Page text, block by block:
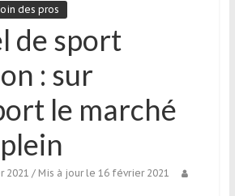
des pros
de sport
: sur
le marché
2021 / Mis à jour le 16 février 2021